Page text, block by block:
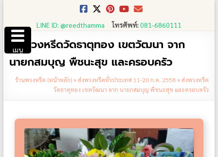
content
LINE ID: @reedthamma โทรศัพท์:081-6860111
ส่งพวงหรีดวัดธาตุทอง เขตวัฒนา จาก
นายกสมบุญ พืชนะสุข และครอบครัว
ร้านพวงหรีด (หน้าหลัก)»ส่งพวงหรีดทั่วประเทศ 11-20 ก.ค. 2558»ส่งพวงหรีด
วัดธาตุทอง เขตวัฒนา จาก นายกสมบุญ พืชนะสุข และครอบครัว
เมนู